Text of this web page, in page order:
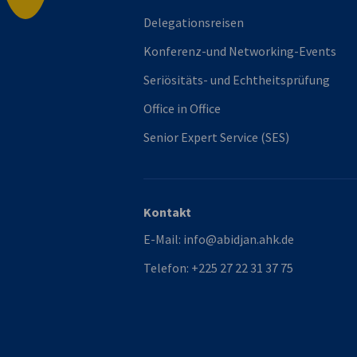
Delegationsreisen
Konferenz-und Networking-Events
Seriösitäts- und Echtheitsprüfung
Office in Office
Senior Expert Service (SES)
Kontakt
E-Mail: info@abidjan.ahk.de
Telefon: +225 27 22 31 37 75